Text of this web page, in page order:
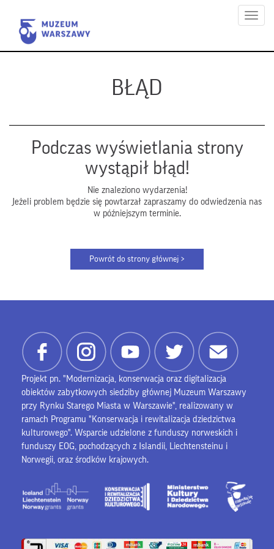
Menu
BŁĄD
Podczas wyświetlania strony
wystąpił błąd!
Nie znaleziono wydarzenia!
Jeżeli problem będzie się powtarzał zapraszamy do odwiedzenia nas
w późniejszym terminie.
Projekt pn. "Modernizacja, konserwacja oraz digitalizacja
obiektów zabytkowych siedziby głównej Muzeum Warszawy
przy Rynku Starego Miasta w Warszawie", realizowany w
ramach Programu "Konserwacja i rewitalizacja dziedzictwa
kulturowego". Wsparcie udzielone z funduszy norweskich i
funduszy EOG, pochodzących z Islandii, Liechtensteinu i
Norwegii, oraz środków krajowych.